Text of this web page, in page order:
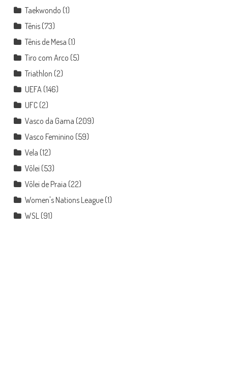
Taekwondo (1)
Tênis(73)
Tênis de Mesa (1)
Tiro com Arco (5)
Triathlon (2)
UEFA (146)
UFC(2)
Vasco da Gama (209)
Vasco Feminino (59)
Vela (12)
Vôlei (53)
Vôlei de Praia (22)
Women's Nations League(1)
WSL (91)